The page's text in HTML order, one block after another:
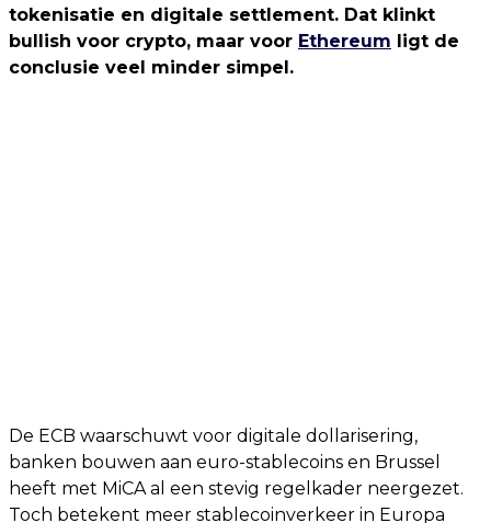
tokenisatie en digitale settlement. Dat klinkt
bullish voor crypto, maar voor Ethereum ligt de
conclusie veel minder simpel.
De ECB waarschuwt voor digitale dollarisering,
banken bouwen aan euro-stablecoins en Brussel
heeft met MiCA al een stevig regelkader neergezet.
Toch betekent meer stablecoinverkeer in Europa